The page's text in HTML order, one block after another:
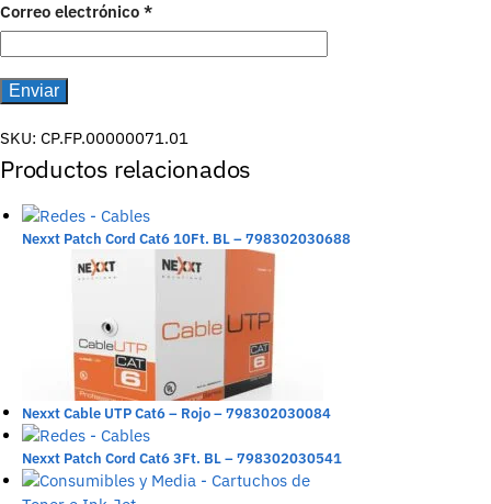
Correo electrónico *
SKU: CP.FP.00000071.01
Productos relacionados
Nexxt Patch Cord Cat6 10Ft. BL – 798302030688
Nexxt Cable UTP Cat6 – Rojo – 798302030084
Nexxt Patch Cord Cat6 3Ft. BL – 798302030541